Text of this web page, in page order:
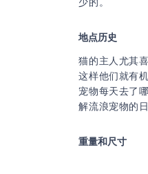
地点历史
猫的主人尤其
这样他们就有
宠物每天去了
解流浪宠物的日
重量和尺寸